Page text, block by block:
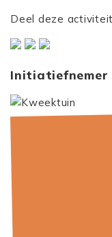
Deel deze activiteit
Initiatiefnemer